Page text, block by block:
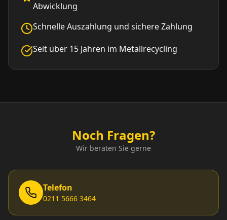
Abwicklung
Schnelle Auszahlung und sichere Zahlung
Seit über 15 Jahren im Metallrecycling
Noch Fragen?
Wir beraten Sie gerne
Telefon
0211 5666 3464